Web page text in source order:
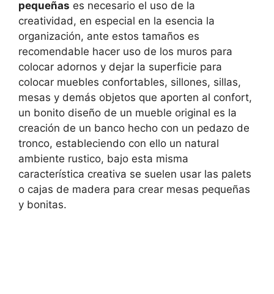
pequeñas es necesario el uso de la
creatividad, en especial en la esencia la
organización, ante estos tamaños es
recomendable hacer uso de los muros para
colocar adornos y dejar la superficie para
colocar muebles confortables, sillones, sillas,
mesas y demás objetos que aporten al confort,
un bonito diseño de un mueble original es la
creación de un banco hecho con un pedazo de
tronco, estableciendo con ello un natural
ambiente rustico, bajo esta misma
característica creativa se suelen usar las palets
o cajas de madera para crear mesas pequeñas
y bonitas.